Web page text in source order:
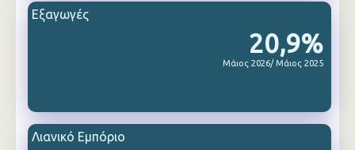
20,9%
Μάιος 2026/ Μάιος 2025
Εξαγωγές
Λιανικό Εμπόριο